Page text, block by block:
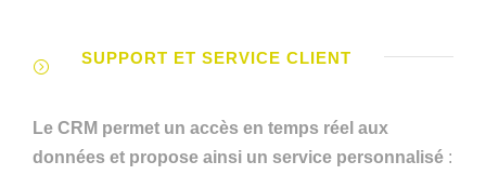
SUPPORT ET SERVICE CLIENT
Le CRM permet un accès en temps réel aux
données et propose ainsi un service personnalisé :